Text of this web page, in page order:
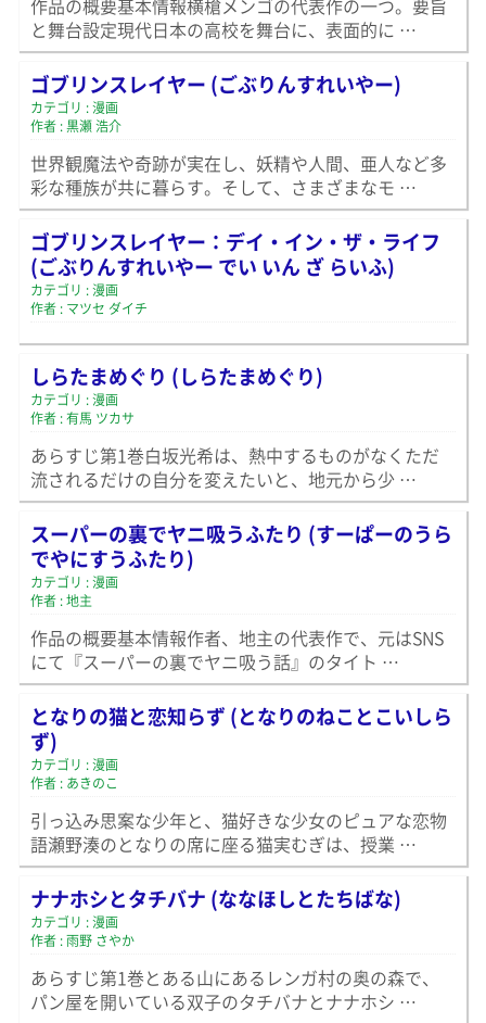
作品の概要基本情報横槍メンゴの代表作の一つ。要旨
と舞台設定現代日本の高校を舞台に、表面的に …
ゴブリンスレイヤー (ごぶりんすれいやー)
カテゴリ : 漫画
作者 : 黒瀬 浩介
世界観魔法や奇跡が実在し、妖精や人間、亜人など多
彩な種族が共に暮らす。そして、さまざまなモ …
ゴブリンスレイヤー：デイ・イン・ザ・ライフ
(ごぶりんすれいやー でい いん ざ らいふ)
カテゴリ : 漫画
作者 : マツセ ダイチ
しらたまめぐり (しらたまめぐり)
カテゴリ : 漫画
作者 : 有馬 ツカサ
あらすじ第1巻白坂光希は、熱中するものがなくただ
流されるだけの自分を変えたいと、地元から少 …
スーパーの裏でヤニ吸うふたり (すーぱーのうら
でやにすうふたり)
カテゴリ : 漫画
作者 : 地主
作品の概要基本情報作者、地主の代表作で、元はSNS
にて『スーパーの裏でヤニ吸う話』のタイト …
となりの猫と恋知らず (となりのねことこいしら
ず)
カテゴリ : 漫画
作者 : あきのこ
引っ込み思案な少年と、猫好きな少女のピュアな恋物
語瀬野湊のとなりの席に座る猫実むぎは、授業 …
ナナホシとタチバナ (ななほしとたちばな)
カテゴリ : 漫画
作者 : 雨野 さやか
あらすじ第1巻とある山にあるレンガ村の奥の森で、
パン屋を開いている双子のタチバナとナナホシ …